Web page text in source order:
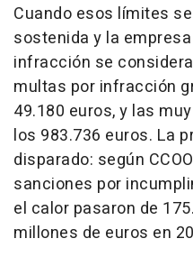
Cuando esos límites
sostenida y la
infracción se
multas por infracción
49.180 euros, y las
los 983.736 euros. La
disparado: según
sanciones por
el calor pasaron de
millones de euros en